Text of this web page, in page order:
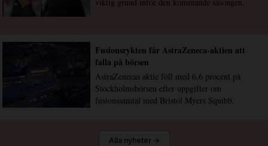
Fusionsrykten får AstraZeneca-aktien att
falla på börsen
AstraZenecas aktie föll med 6,6 procent på
Stockholmsbörsen efter uppgifter om
fusionssamtal med Bristol Myers Squibb.
Alla nyheter →